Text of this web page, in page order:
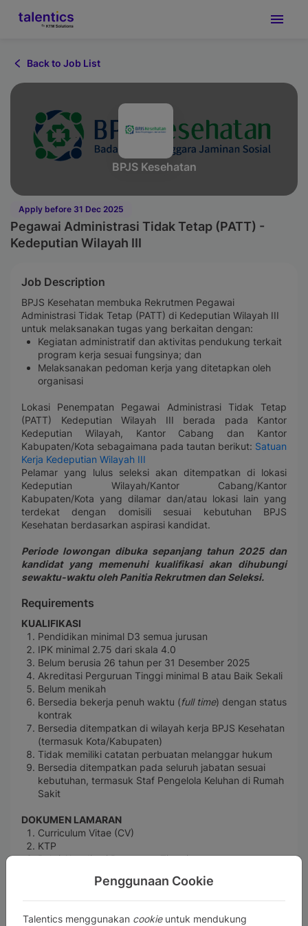
Penggunaan Cookie
Talentics menggunakan cookieuntuk mendukung
Back to Job List
BPJS Kesehatan
Apply before 31 Dec 2025
Pegawai Administrasi Tidak Tetap (PATT) -
Kedeputian Wilayah III
Job Description
BPJS Kesehatan membuka Rekrutmen Pegawai
Administrasi Tidak Tetap (PATT) di Kedeputian Wilayah III
untuk melaksanakan tugas yang berkaitan dengan:
Kegiatan administratif dan aktivitas pendukung terkait
program kerja sesuai fungsinya; dan
Melaksanakan pedoman kerja yang ditetapkan oleh
organisasi
Lokasi Penempatan Pegawai Administrasi Tidak Tetap
(PATT) Kedeputian Wilayah III berada pada Kantor
Kedeputian Wilayah, Kantor Cabang dan Kantor
Kabupaten/Kota sebagaimana pada tautan berikut: Satuan
Kerja Kedeputian Wilayah III
Pelamar yang lulus seleksi akan ditempatkan di lokasi
Kedeputian Wilayah/Kantor Cabang/Kantor
Kabupaten/Kota yang dilamar dan/atau lokasi lain yang
terdekat dengan domisili sesuai kebutuhan BPJS
Kesehatan berdasarkan aspirasi kandidat.
Periode lowongan dibuka sepanjang tahun 2025 dan
kandidat yang memenuhi kualifikasi akan dihubungi
sewaktu-waktu oleh Panitia Rekrutmen dan Seleksi.
Requirements
KUALIFIKASI
Pendidikan minimal D3 semua jurusan
IPK minimal 2.75 dari skala 4.0
Belum berusia 26 tahun per 31 Desember 2025
Akreditasi Perguruan Tinggi minimal B atau Baik Sekali
Belum menikah
Bersedia bekerja penuh waktu (full time) dengan status
kontrak
Bersedia ditempatkan di wilayah kerja BPJS Kesehatan
(termasuk Kota/Kabupaten)
Tidak memiliki catatan perbuatan melanggar hukum
Bersedia ditempatkan pada seluruh jabatan sesuai
kebutuhan, termasuk Staf Pengelola Keluhan di Rumah
Sakit
DOKUMEN LAMARAN
Curriculum Vitae (CV)
KTP
Bukti Akreditasi Perguruan Tinggi
Transkrip Nilai
Surat Keterangan Catatan Kepolisian (SKCK) yang